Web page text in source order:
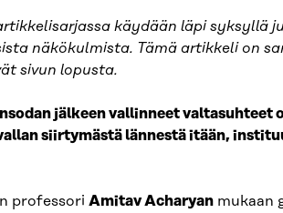
käydään läpi syksyllä
näkökulmista. Tämä artikkeli on
sivun lopusta.
jälkeen vallinneet valtasuhteet
siirtymästä lännestä itään,
professori Amitav Acharyan mukaan